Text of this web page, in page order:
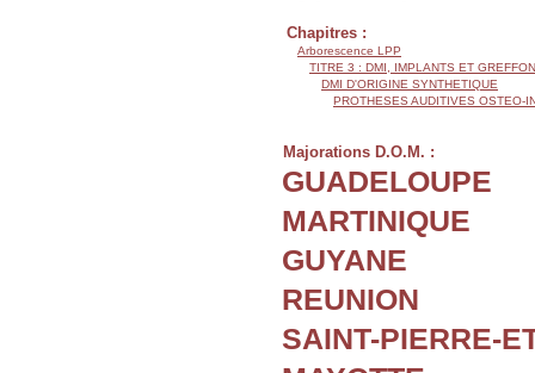
Chapitres :
Arborescence LPP
TITRE 3 : DMI, IMPLANTS ET
DMI D'ORIGINE SYNTHETIQUE
PROTHESES AUDITIVES OSTEO-
Majorations D.O.M. :
GUADELOUPE
MARTINIQUE
GUYANE
REUNION
SAINT-PIERRE-